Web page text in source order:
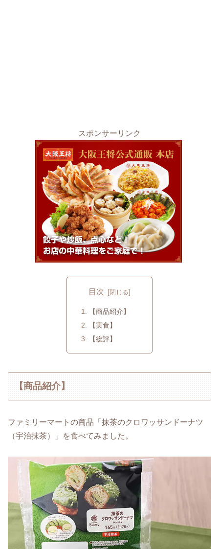
スポンサーリンク
目次
【商品紹介】
【実食】
【総評】
【商品紹介】
ファミリーマートの商品「抹茶のクロワッサンドーナツ
（宇治抹茶）」を食べてみました。